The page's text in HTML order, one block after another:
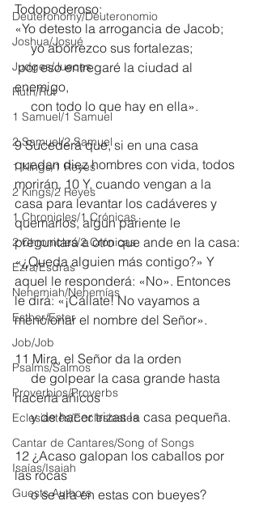
Deuteronomy/Deuteronomio
Joshua/Josué
Judges/Jueces
Ruth/Rut
1 Samuel/1 Samuel
2 Samuel/2 Samuel
1 Kings/1 Reyes
2 Kings/2 Reyes
1 Chronicles/1 Crónicas
2 Chronicles/2 Crónicas
Ezra/Esdras
Nehemiah/Nehemías
Esther/Ester
Job/Job
Psalms/Salmos
Proverbios/Proverbs
Eclesiastés/Ecclesiastes
Cantar de Cantares/Song of Songs
Isaías/Isaiah
Guests Authors
Todopoderoso:
«Yo detesto la arrogancia de Jacob;
     yo aborrezco sus fortalezas;
por eso entregaré la ciudad al
enemigo,
     con todo lo que hay en ella».
9 Sucederá que, si en una casa
quedan diez hombres con vida, todos
morirán. 10 Y, cuando vengan a la
casa para levantar los cadáveres y
quemarlos, algún pariente le
preguntará a otro que ande en la casa:
«¿Queda alguien más contigo?» Y
aquel le responderá: «No». Entonces
le dirá: «¡Cállate! No vayamos a
mencionar el nombre del Señor».
11 Mira, el Señor da la orden
hacerla añicos
     y de hacer trizas la casa pequeña.
12 ¿Acaso galopan los caballos por
las rocas
     o se ara en estas con bueyes?